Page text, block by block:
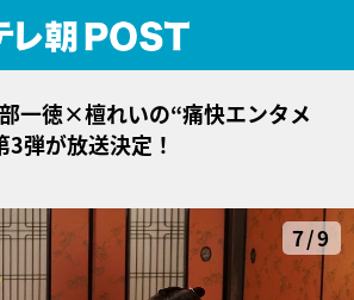
一徳×檀れいの“痛快エンタメ
3弾が放送決定！
7/9